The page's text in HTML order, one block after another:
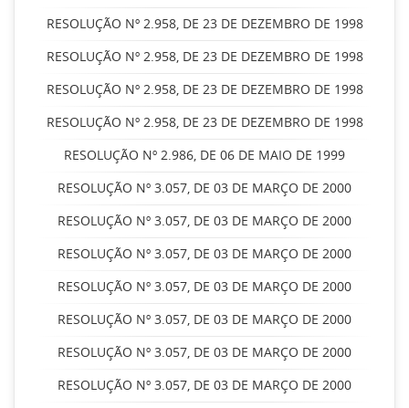
RESOLUÇÃO Nº 2.958, DE 23 DE DEZEMBRO DE 1998
RESOLUÇÃO Nº 2.958, DE 23 DE DEZEMBRO DE 1998
RESOLUÇÃO Nº 2.958, DE 23 DE DEZEMBRO DE 1998
RESOLUÇÃO Nº 2.958, DE 23 DE DEZEMBRO DE 1998
RESOLUÇÃO Nº 2.986, DE 06 DE MAIO DE 1999
RESOLUÇÃO Nº 3.057, DE 03 DE MARÇO DE 2000
RESOLUÇÃO Nº 3.057, DE 03 DE MARÇO DE 2000
RESOLUÇÃO Nº 3.057, DE 03 DE MARÇO DE 2000
RESOLUÇÃO Nº 3.057, DE 03 DE MARÇO DE 2000
RESOLUÇÃO Nº 3.057, DE 03 DE MARÇO DE 2000
RESOLUÇÃO Nº 3.057, DE 03 DE MARÇO DE 2000
RESOLUÇÃO Nº 3.057, DE 03 DE MARÇO DE 2000